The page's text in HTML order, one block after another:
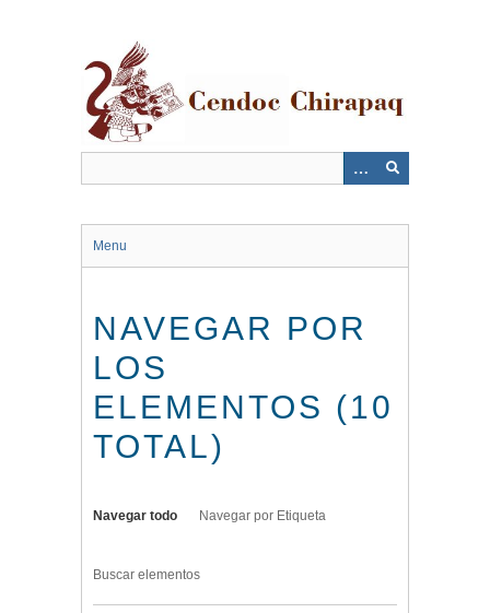
Menu
NAVEGAR POR
LOS
ELEMENTOS (10
TOTAL)
Navegar todo Navegar por Etiqueta
Buscar elementos